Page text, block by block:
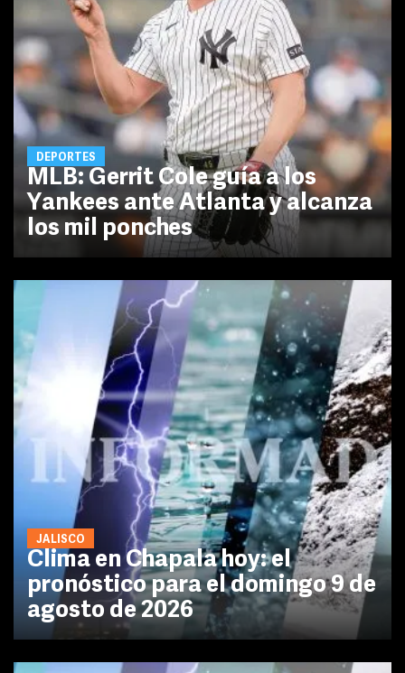
DEPORTES
MLB: Gerrit Cole guía a los
Yankees ante Atlanta y alcanza
los mil ponches
JALISCO
Clima en Chapala hoy: el
pronóstico para el domingo 9 de
agosto de 2026